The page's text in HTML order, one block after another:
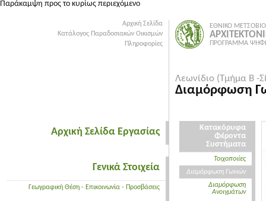
Παράκαμψη προς το κυρίως περιεχόμενο
Αρχική Σελίδα
Κατάλογος Παραδοσιακών Οικισμών
Πληροφορίες
Αρχική Σελίδα Εργασίας
Γενικά Στοιχεία
Γεωγραφική Θέση - Επικοινωνία - Προσβάσεις
ΕΘΝΙΚΟ
ΠΡΟΓΡΑΜΜΑ
Λεωνίδιο (Τμήμα Β -
Διαμόρφωση
Κατακόρυφα
Φέροντα
Συστήματα
Τοιχοποιίες
Διαμόρφωση Γωνιών
Διαμόρφωση
Ανοιγμάτων